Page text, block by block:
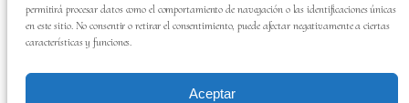
permitirá procesar datos como el comportamiento de navegación o las identificaciones únicas
en este sitio. No consentir o retirar el consentimiento, puede afectar negativamente a ciertas
características y funciones.
Aceptar
SÍGUENOS EN: